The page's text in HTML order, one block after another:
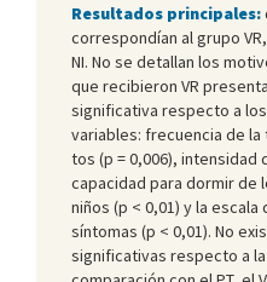
Resultados principales:
correspondían al grupo
NI. No se detallan los
que recibieron VR
significativa respecto a
variables: frecuencia de la
tos (p = 0,006), intensidad
capacidad para dormir de
niños (p < 0,01) y la
síntomas (p < 0,01). No
significativas respecto a